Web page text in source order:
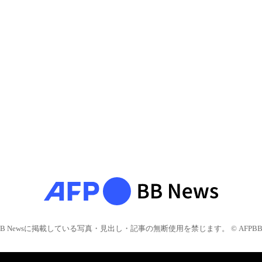
Newsに掲載している写真・見出し・記事の無断使用を禁じます。 © AFPBB